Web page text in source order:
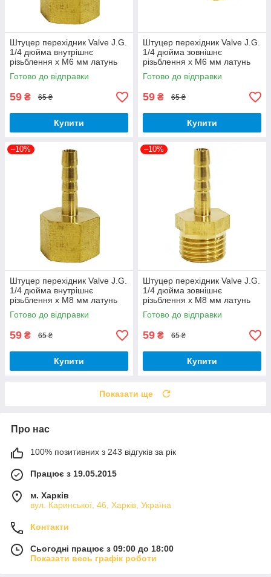
Штуцер перехідник Valve J.G.
1/4 дюйма внутрішнє
різьблення х М6 мм латунь
Готово до відправки
59 ₴ 65 ₴
Купити
Штуцер перехідник Valve J.G.
1/4 дюйма зовнішнє
різьблення х М6 мм латунь
Готово до відправки
59 ₴ 65 ₴
Купити
–10%
Штуцер перехідник Valve J.G.
1/4 дюйма внутрішнє
різьблення х М8 мм латунь
Готово до відправки
59 ₴ 65 ₴
Купити
–10%
Штуцер перехідник Valve J.G.
1/4 дюйма зовнішнє
різьблення х М8 мм латунь
Готово до відправки
59 ₴ 65 ₴
Купити
Показати ще
Про нас
100% позитивних з 243 відгуків за рік
Працює з 19.05.2015
м. Харків
вул. Каринської, 46, Харків, Україна
Контакти
Сьогодні працює з 09:00 до 18:00
Показати весь графік роботи